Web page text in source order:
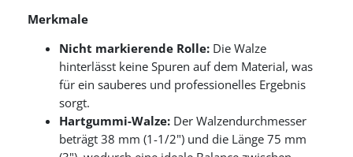
Merkmale
Nicht markierende Rolle: Die Walze
hinterlässt keine Spuren auf dem Material, was
für ein sauberes und professionelles Ergebnis
sorgt.
Hartgummi-Walze: Der Walzendurchmesser
beträgt 38 mm (1-1/2") und die Länge 75 mm